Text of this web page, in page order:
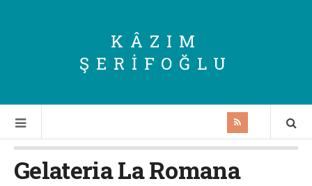
KÂZIM
ŞERIFOĞLU
Gelateria La Romana